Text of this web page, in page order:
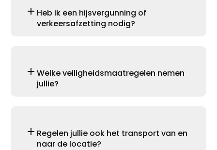
Heb ik een hijsvergunning of
verkeersafzetting nodig?
Welke veiligheidsmaatregelen nemen
jullie?
Regelen jullie ook het transport van en
naar de locatie?